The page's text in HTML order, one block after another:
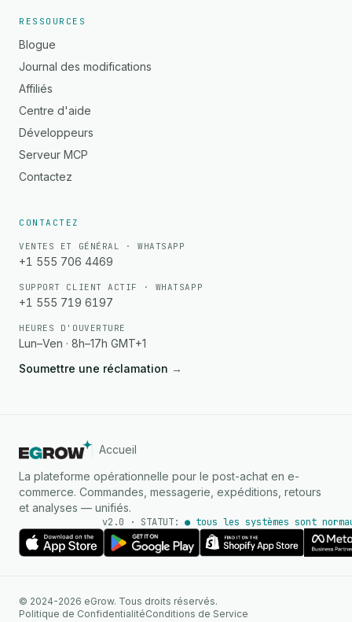
RESSOURCES
Blogue
Journal des modifications
Affiliés
Centre d'aide
Développeurs
Serveur MCP
Contactez
CONTACTEZ
VENTES ET GÉNÉRAL · WHATSAPP
+1 555 706 4469
SUPPORT CLIENT ACTIF · WHATSAPP
+1 555 719 6197
HEURES D'OUVERTURE
Lun–Ven · 8h–17h GMT+1
Soumettre une réclamation →
Accueil
La plateforme opérationnelle pour le post-achat en e-
commerce. Commandes, messagerie, expéditions, retours
et analyses — unifiés.
v2.0 · STATUT: ● tous les systèmes sont
© 2024-2026 eGrow. Tous droits réservés.
Politique de ConfidentialitéConditions de Service
Réponses instantanées sur
WhatsApp